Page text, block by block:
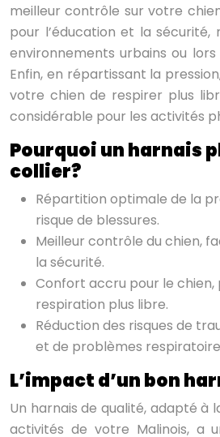
meilleur contrôle sur votre
pour l’éducation et la sécurité,
environnements urbains ou lors
Enfin, en répartissant la
votre chien de respirer plus
considérable pour les activités
Pourquoi un harnais
collier?
Répartition optimale de la
risque de blessures.
Meilleur contrôle du chien,
la sécurité.
Confort accru pour le
respiration plus libre.
Réduction des risques de
et de problèmes
L’impact d’un bon
Un harnais de qualité, adapté à
activités de votre Malinois, a